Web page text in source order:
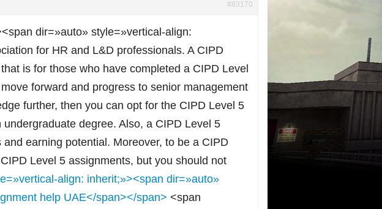
#83170
dir=»auto» style=»vertical-align:
for HR and L&D professionals. A CIPD
is for those who have completed a CIPD Level
forward and progress to senior management
further, then you can opt for the CIPD Level 5
degree. Also, a CIPD Level 5
earning potential. Moreover, to be a CIPD
Level 5 assignments, but you should not
align: inherit;»><span dir=»auto»
help UAE</span></span> <span